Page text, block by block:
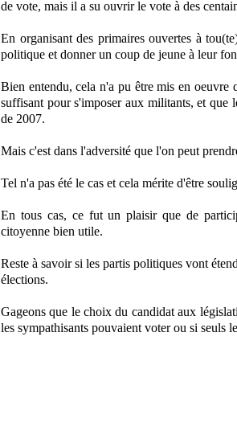
de vote, mais il a su ouvrir le vote à des
En organisant des primaires ouvertes à
politique et donner un coup de jeune à leur
Bien entendu, cela n'a pu être mis en oeuvre
suffisant pour s'imposer aux militants, et que
de 2007.
Mais c'est dans l'adversité que l'on peut
Tel n'a pas été le cas et cela mérite d'être
En tous cas, ce fut un plaisir que de
citoyenne bien utile.
Reste à savoir si les partis politiques vont
élections.
Gageons que le choix du candidat aux
les sympathisants pouvaient voter ou si seuls